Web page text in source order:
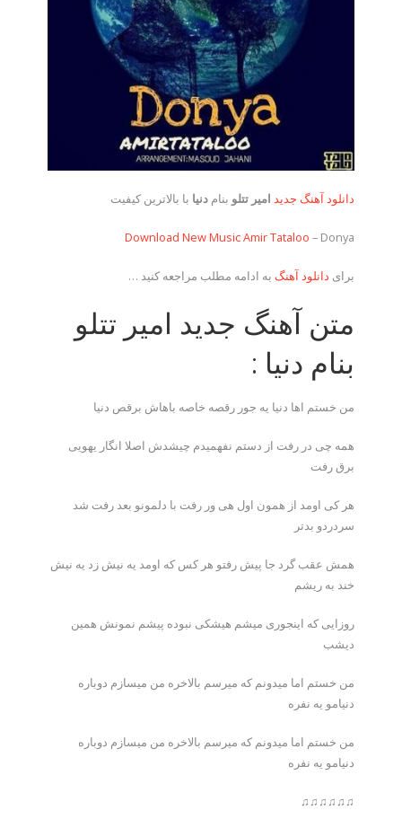
دانلود آهنگ جدید امیر تتلو بنامدنیا با بالاترین کیفیت
Download New MusicAmir Tataloo – Donya
برای دانلود آهنگ به ادامه مطلب مراجعه کنید …
متن آهنگ جدید امیر تتلو
بنام دنیا :
من خستم اها دنیا یه جور رقصه خاصه باهاش برقص دنیا
همه چی در رفت از دستم نفهمیدم چیشدش اصلا انگار یهویی
برق رفت
هر کی اومد از همون اول هی ور رفت با دلمونو بعد رفت شد
سردردو بدتر
همش عقب گرد جا پیش رفتو هر کس که اومد یه نیش زد یه نیش
خند به ریشم
روزایی که اینجوری میشم هیشکی نبوده پیشم نمونش همین
دیشب
من خستم اما میدونم که میرسم بالاخره من میسازم دوباره
دنیامو یه نفره
من خستم اما میدونم که میرسم بالاخره من میسازم دوباره
دنیامو یه نفره
♫♫♫♫♫♫